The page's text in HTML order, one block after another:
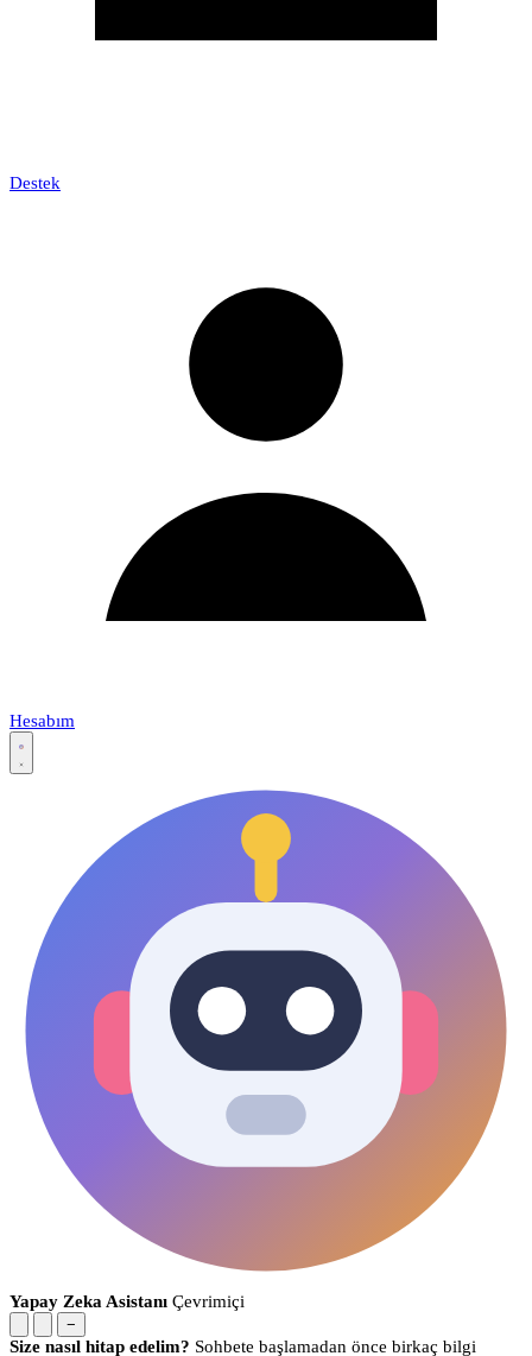
Destek
Hesabım
Yapay Zeka Asistanı Çevrimiçi
−
Size nasıl hitap edelim? Sohbete başlamadan önce birkaç bilgi